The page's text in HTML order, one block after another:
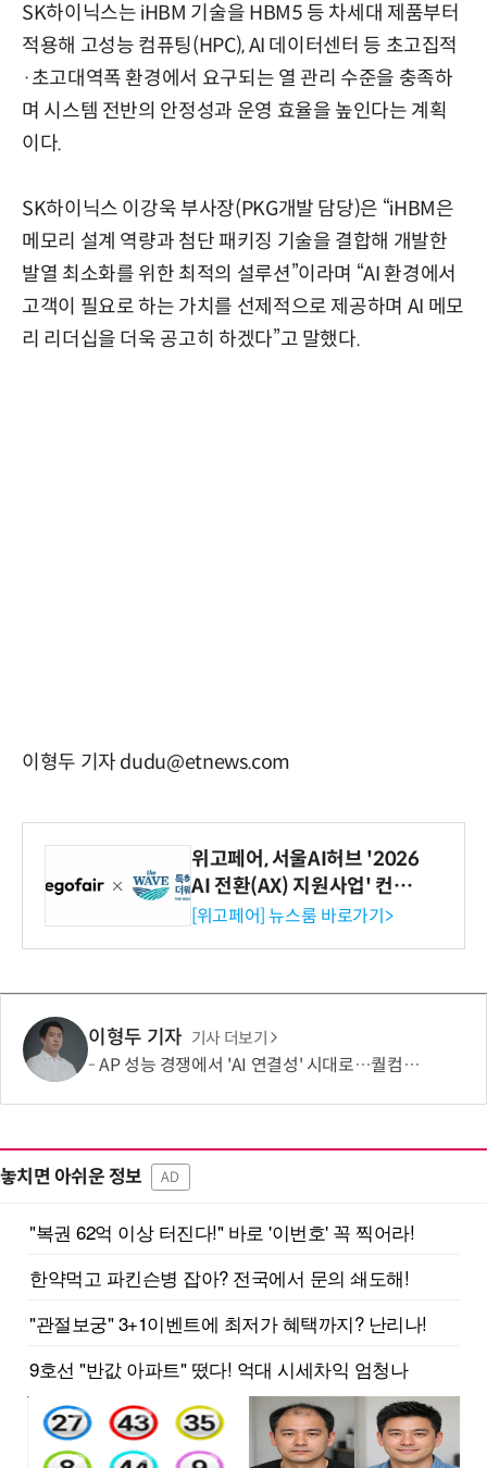
SK하이닉스는 iHBM 기술을 HBM5 등 차세대 제품부터
적용해 고성능 컴퓨팅(HPC), AI 데이터센터 등 초고집적
·초고대역폭 환경에서 요구되는 열 관리 수준을 충족하
며 시스템 전반의 안정성과 운영 효율을 높인다는 계획
이다.
SK하이닉스 이강욱 부사장(PKG개발 담당)은 “iHBM은
메모리 설계 역량과 첨단 패키징 기술을 결합해 개발한
발열 최소화를 위한 최적의 설루션”이라며 “AI 환경에서
고객이 필요로 하는 가치를 선제적으로 제공하며 AI 메모
리 리더십을 더욱 공고히 하겠다”고 말했다.
이형두 기자 dudu@etnews.com
위고페어, 서울AI허브 '2026
AI 전환(AX) 지원사업' 컨소
시엄 선정
[위고페어] 뉴스룸 바로가기>
이형두 기자 기사 더보기
AP 성능 경쟁에서 'AI 연결성' 시대로…퀄컴 영역 확장 본격화
놓치면 아쉬운 정보 AD